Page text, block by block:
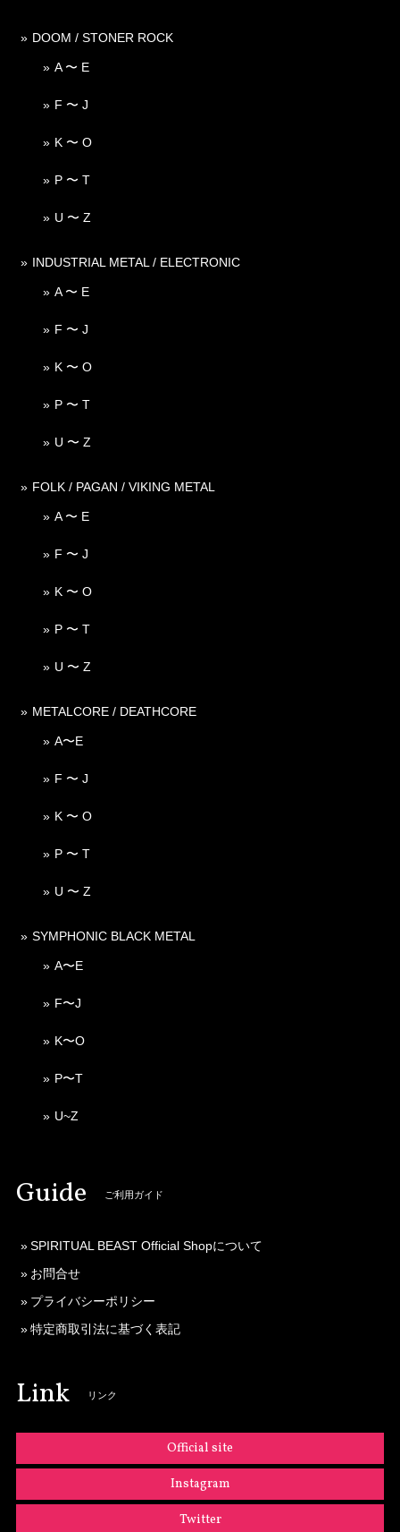
DOOM / STONER ROCK
A 〜 E
F 〜 J
K 〜 O
P 〜 T
U 〜 Z
INDUSTRIAL METAL / ELECTRONIC
A 〜 E
F 〜 J
K 〜 O
P 〜 T
U 〜 Z
FOLK / PAGAN / VIKING METAL
A 〜 E
F 〜 J
K 〜 O
P 〜 T
U 〜 Z
METALCORE / DEATHCORE
A〜E
F 〜 J
K 〜 O
P 〜 T
U 〜 Z
SYMPHONIC BLACK METAL
A〜E
F〜J
K〜O
P〜T
U~Z
Guide ご利用ガイド
SPIRITUAL BEAST Official Shopについて
お問合せ
プライバシーポリシー
特定商取引法に基づく表記
Link リンク
Official site
Instagram
Twitter